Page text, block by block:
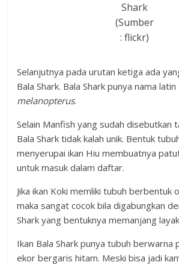
Shark
(Sumber
: flickr)
Selanjutnya pada urutan ketiga ada
Bala Shark. Bala Shark punya nama latin
melanopterus.
Selain Manfish yang sudah disebutkan
Bala Shark tidak kalah unik. Bentuk
menyerupai ikan Hiu membuatnya
untuk masuk dalam daftar.
Jika ikan Koki memliki tubuh berbentuk
maka sangat cocok bila digabungkan
Shark yang bentuknya memanjang
Ikan Bala Shark punya tubuh berwarna
ekor bergaris hitam. Meski bisa jadi